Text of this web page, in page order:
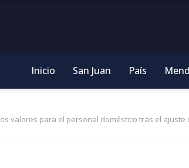
Inicio San Juan País
valores para el personal doméstico tras el ajuste